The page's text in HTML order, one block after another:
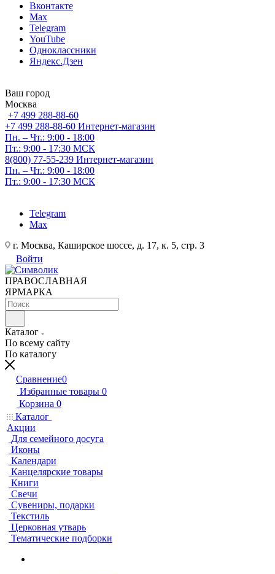
Вконтакте
Max
Telegram
YouTube
Одноклассники
Яндекс.Дзен
Ваш город
Москва
+7 499 288-88-60
+7 499 288-88-60 Интернет-магазин
Пн. – Чт.: 9:00 - 18:00
Пт.: 9:00 - 17:30 МСК
8(800) 77-55-239 Интернет-магазин
Пн. – Чт.: 9:00 - 18:00
Пт.: 9:00 - 17:30 МСК
Telegram
Max
г. Москва, Каширское шоссе, д. 17, к. 5, стр. 3
Войти
ПРАВОСЛАВНАЯ
ЯРМАРКА
Каталог
По всему сайту
По каталогу
Сравнение0
Избранные товары 0
Корзина 0
Каталог
Акции
Для семейного досуга
Иконы
Календари
Канцелярские товары
Книги
Свечи
Сувениры, подарки
Текстиль
Церковная утварь
Тематические подборки